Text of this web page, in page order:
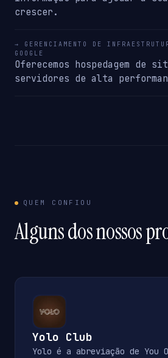
crescer.
→ GERENCIAMENTO DE
GOOGLE
Oferecemos hospedagem de
servidores de alta
QUEM CONFIOU
Alguns dos nossos
Yolo Club
Yolo é a abreviação de You